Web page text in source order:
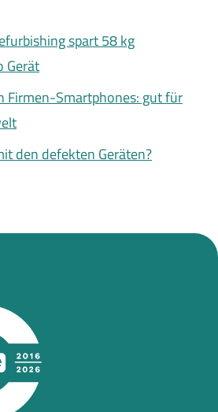
spart 58 kg
Gerät
Firmen-Smartphones: gut für
den defekten Geräten?